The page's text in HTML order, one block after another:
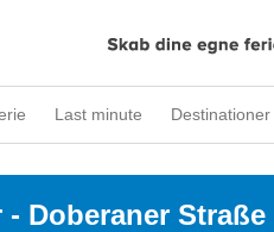
Last minute Destinationer
- Doberaner Straße